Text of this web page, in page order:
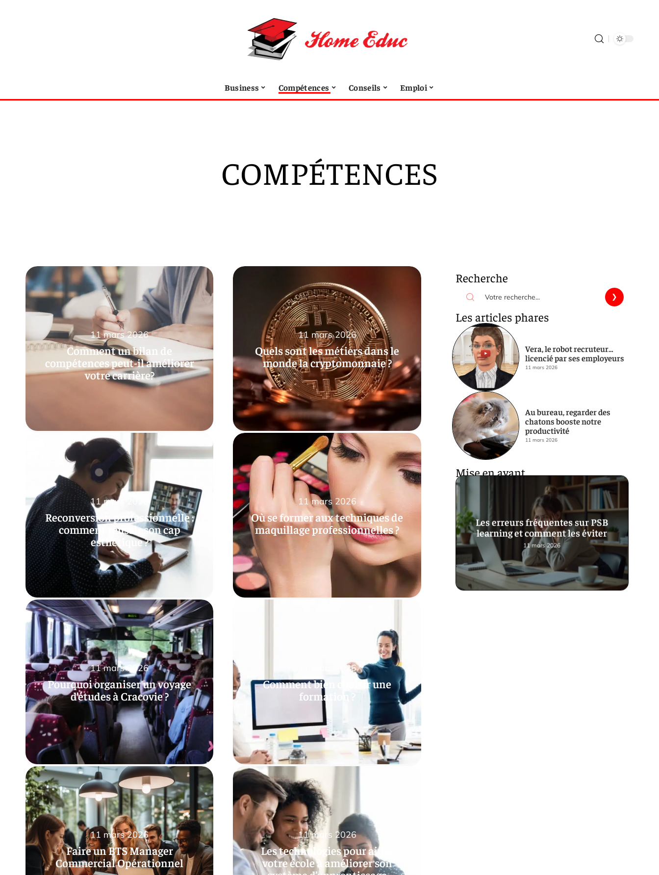
Business Compétences Conseils Emploi
COMPÉTENCES
Comment un bilan de
compétences peut-il améliorer
votre carrière?
11 mars 2026
Quels sont les métiers dans le
monde la cryptomonnaie ?
11 mars 2026
Reconversion professionnelle :
comment réussir son cap
esthétique ?
11 mars 2026
Où se former aux techniques de
maquillage professionnelles ?
11 mars 2026
Pourquoi organiser un voyage
d’études à Cracovie ?
11 mars 2026
Comment bien choisir une
formation ?
11 mars 2026
Faire un BTS Manager
Commercial Opérationnel
11 mars 2026
Les technologies pour aider
votre école à améliorer son
11 mars 2026
Recherche
Les articles phares
Vera, le robot recruteur…
licencié par ses employeurs
11 mars 2026
Au bureau, regarder des
chatons booste notre
productivité
11 mars 2026
Mise en avant
Les erreurs fréquentes sur PSB
learning et comment les éviter
11 mars 2026